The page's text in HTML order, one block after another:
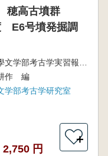
穂高古墳群
E6号墳発掘調
作 編
学部考古学研究室
2,750 円
＋